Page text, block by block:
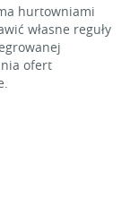
hurtowniami
własne reguły
ofert